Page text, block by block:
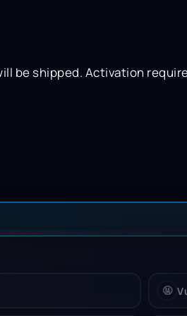
be shipped. Activation
🤬